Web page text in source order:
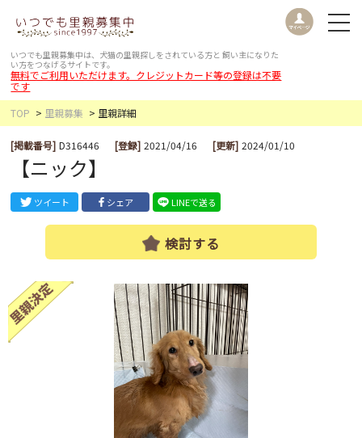
いつでも里親募集中は、犬猫の里親探しをされている方と 飼い主になりた
い方をつなげるサイトです。
無料でご利用いただけます。クレジットカード等の登録は不要
です
TOP
里親募集 里親詳細
[掲載番号] D316446 [登録] 2021/04/16 [更新] 2024/01/10
【ニック】
ツイート シェア LINEで送る
検討する